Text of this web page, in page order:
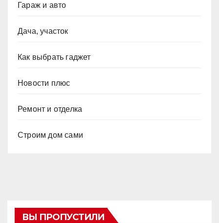
Гараж и авто
Дача, участок
Как выбрать гаджет
Новости плюс
Ремонт и отделка
Строим дом сами
ВЫ ПРОПУСТИЛИ